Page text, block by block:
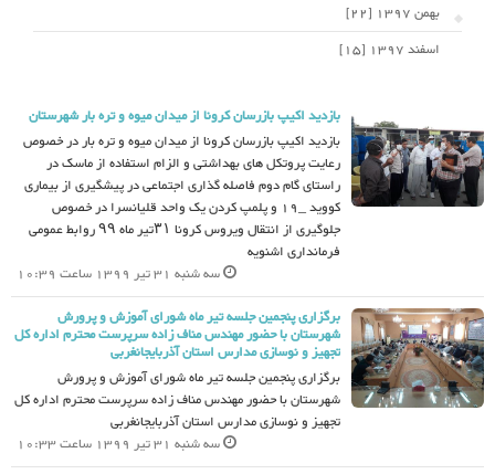
بهمن 1397 [22]
اسفند 1397 [15]
بازدید اکیپ بازرسان کرونا از میدان میوه و تره بار شهرستان
بازدید اکیپ بازرسان کرونا از میدان میوه و تره بار در خصوص
رعایت پروتکل های بهداشتی و الزام استفاده از ماسک در
راستای گام دوم فاصله گذاری اجتماعی در پیشگیری از بیماری
کووید _19 و پلمپ کردن یک واحد قلیانسرا در خصوص
جلوگیری از انتقال ویروس کرونا ۳۱تیر ماه ۹۹ روابط عمومی
فرمانداری اشنویه
سه شنبه 31 تیر 1399 ساعت 10:39
برگزاری پنجمین جلسه تیر ماه شورای آموزش و پرورش
شهرستان با حضور مهندس مناف زاده سرپرست محترم اداره کل
تجهیز و نوسازی مدارس استان آذربایجانغربی
برگزاری پنجمین جلسه تیر ماه شورای آموزش و پرورش
شهرستان با حضور مهندس مناف زاده سرپرست محترم اداره کل
تجهیز و نوسازی مدارس استان آذربایجانغربی
سه شنبه 31 تیر 1399 ساعت 10:33